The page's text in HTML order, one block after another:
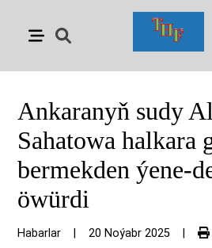
Ankaranyň sudy
Sahatowa halkara
bermekden ýene-
öwürdi
Habarlar 20 Noýabr 2025